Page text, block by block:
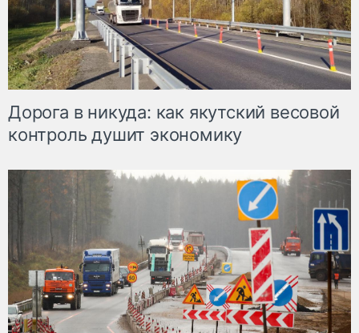
Дорога в никуда: как якутский весовой
контроль душит экономику